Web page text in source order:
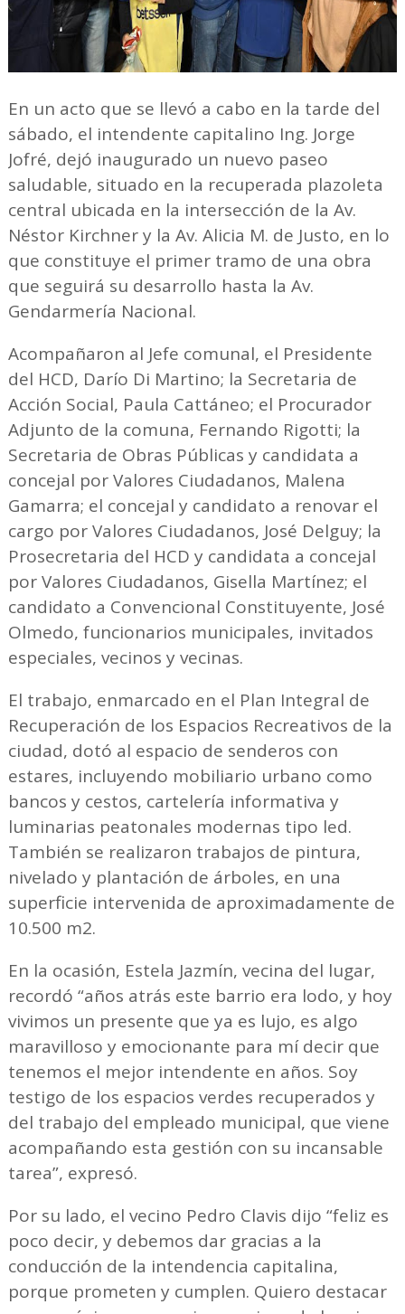
En un acto que se llevó a cabo en la tarde del
sábado, el intendente capitalino Ing. Jorge
Jofré, dejó inaugurado un nuevo paseo
saludable, situado en la recuperada plazoleta
central ubicada en la intersección de la Av.
Néstor Kirchner y la Av. Alicia M. de Justo, en lo
que constituye el primer tramo de una obra
que seguirá su desarrollo hasta la Av.
Gendarmería Nacional.
Acompañaron al Jefe comunal, el Presidente
del HCD, Darío Di Martino; la Secretaria de
Acción Social, Paula Cattáneo; el Procurador
Adjunto de la comuna, Fernando Rigotti; la
Secretaria de Obras Públicas y candidata a
concejal por Valores Ciudadanos, Malena
Gamarra; el concejal y candidato a renovar el
cargo por Valores Ciudadanos, José Delguy; la
Prosecretaria del HCD y candidata a concejal
por Valores Ciudadanos, Gisella Martínez; el
candidato a Convencional Constituyente, José
Olmedo, funcionarios municipales, invitados
especiales, vecinos y vecinas.
El trabajo, enmarcado en el Plan Integral de
Recuperación de los Espacios Recreativos de la
ciudad, dotó al espacio de senderos con
estares, incluyendo mobiliario urbano como
bancos y cestos, cartelería informativa y
luminarias peatonales modernas tipo led.
También se realizaron trabajos de pintura,
nivelado y plantación de árboles, en una
superficie intervenida de aproximadamente de
10.500 m2.
En la ocasión, Estela Jazmín, vecina del lugar,
recordó “años atrás este barrio era lodo, y hoy
vivimos un presente que ya es lujo, es algo
maravilloso y emocionante para mí decir que
tenemos el mejor intendente en años. Soy
testigo de los espacios verdes recuperados y
del trabajo del empleado municipal, que viene
acompañando esta gestión con su incansable
tarea”, expresó.
Por su lado, el vecino Pedro Clavis dijo “feliz es
poco decir, y debemos dar gracias a la
conducción de la intendencia capitalina,
porque prometen y cumplen. Quiero destacar